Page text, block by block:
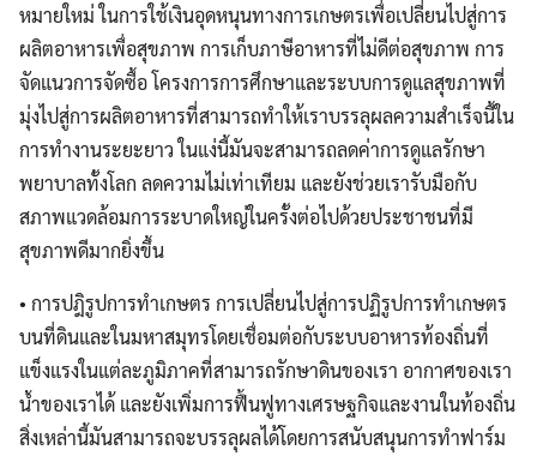
หมายใหม่ ในการใช้เงินอุดหนุนทางการเกษตรเพื่อเปลี่ยนไปสู่การ
ผลิตอาหารเพื่อสุขภาพ การเก็บภาษีอาหารที่ไม่ดีต่อสุขภาพ การ
จัดแนวการจัดซื้อ โครงการการศึกษาและระบบการดูแลสุขภาพที่
มุ่งไปสู่การผลิตอาหารที่สามารถทำให้เราบรรลุผลความสำเร็จนื้ใน
การทำงานระยะยาว ในแง่นี้มันจะสามารถลดค่าการดูแลรักษา
พยาบาลทั้งโลก ลดความไม่เท่าเทียม และยังช่วยเรารับมือกับ
สภาพแวดล้อมการระบาดใหญ่ในครั้งต่อไปด้วยประชาชนที่มี
สุขภาพดีมากยิ่งขึ้น
• การปฎิรูปการทำเกษตร การเปลี่ยนไปสู่การปฏิรูปการทำเกษตร
บนที่ดินและในมหาสมุทรโดยเชื่อมต่อกับระบบอาหารท้องถิ่นที่
แข็งแรงในแต่ละภูมิภาคที่สามารถรักษาดินของเรา อากาศของเรา
น้ำของเราได้ และยังเพิ่มการฟื้นฟูทางเศรษฐกิจและงานในท้องถิ่น
สิ่งเหล่านี้มันสามารถจะบรรลุผลได้โดยการสนับสนุนการทำฟาร์ม